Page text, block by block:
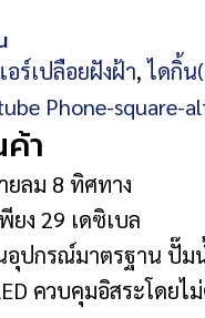
อร์เปลือยฝังฝ้า,ไดกิ้น
Phone-square-
า
ยลม 8 ทิศทาง
ยง 29 เดซิเบล
อุปกรณ์มาตรฐาน ปั๊ม
ควบคุมอิสระโดยไ